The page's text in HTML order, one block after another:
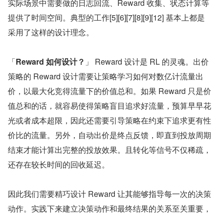
实际场景中需要做的日志回流、Reward 收集、状态计算等
提供了时间空间。典型的工作[5][6][7][8][9][12] 基本上都是
采用了这样的设计理念。
「Reward 如何设计？ 」 Reward 设计是 RL 的灵魂。出价
策略的 Reward 设计需要让策略学习如何对数亿计流量出
价，以最大化竞得流量下的价值总和。如果 Reward 只是价
值总和的话，就容易使得策略盲目追求好流量，预算早早花
光或者成本超限，因此还需要引导策略在约束下追求更有性
价比的流量。另外，自动出价是终点反馈，即直到投放周期
结束才能计算出完整的投放效果。且转化等信号不仅稀疏，
还存在较长时间的回收延迟。
因此我们需要精巧设计 Reward 让其能够指导每一次的决策
动作。实践下来建立决策动作和最终结果的关系至关重要，